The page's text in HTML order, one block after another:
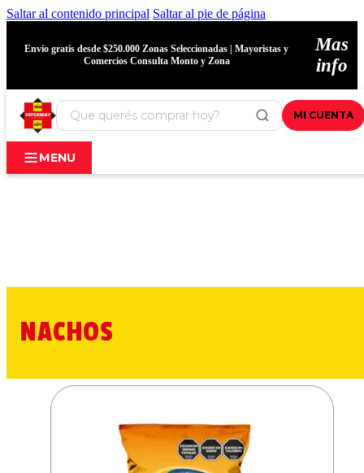
Saltar al contenido principal Saltar al pie de página
Envío gratis desde $250.000 Zonas Seleccionadas | Mayoristas y
Comercios Consulta Monto y Zona
Mas
info
MI CUENTA
MENU
NACHOS